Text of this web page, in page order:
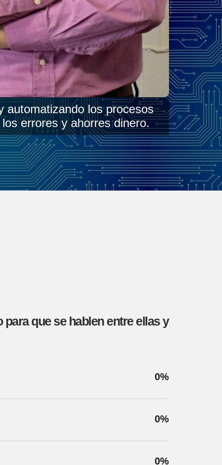
automatizando los procesos
errores y ahorres dinero.
que se hablen entre ellas y
0%
0%
0%